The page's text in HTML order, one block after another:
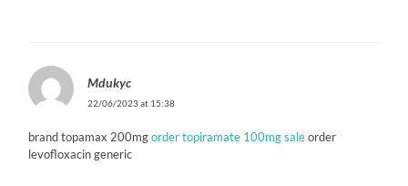
Mdukyc
22/06/2023 at 15:38
brand topamax 200mgorder topiramate 100mg saleorder
levofloxacin generic